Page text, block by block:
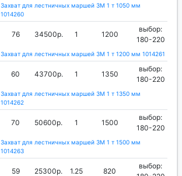
Захват для лестничных маршей ЗМ 1 т 1050 мм
1014260
76 34500р. 1 1200
выбор:
180-220
Захват для лестничных маршей ЗМ 1 т 1200 мм 1014261
60 43700р. 1 1350
выбор:
180-220
Захват для лестничных маршей ЗМ 1 т 1350 мм
1014262
70 50600р. 1 1500
выбор:
180-220
Захват для лестничных маршей ЗМ 1 т 1500 мм
1014263
59 25300р. 1.25 820
выбор: